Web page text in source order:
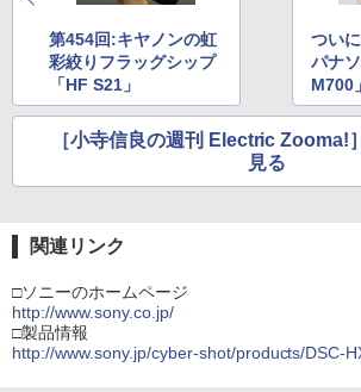
第454回:キヤノンの虹
彩絞りフラッグシップ
「HF S21」
つい
パナ
M700」
［小寺信良の週刊 Electric Zooma!
見る
関連リンク
□ソニーのホームページ
http://www.sony.co.jp/
□製品情報
http://www.sony.jp/cyber-shot/products/DSC-